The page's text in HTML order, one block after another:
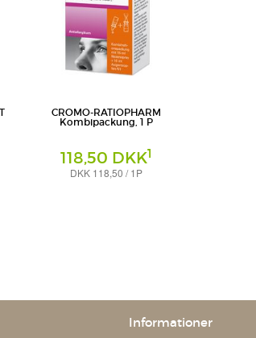
CROMO-RATIOPHARM
Kombipackung, 1 P
118,50 DKK1
DKK 118,50 / 1P
Informationer